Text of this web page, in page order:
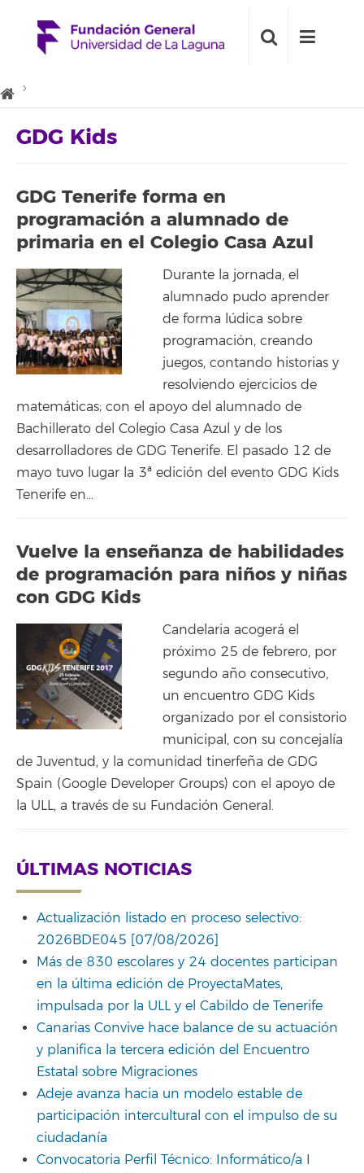
GDG Kids
GDG Tenerife forma en
programación a alumnado de
primaria en el Colegio Casa Azul
Durante la jornada, el
alumnado pudo aprender
de forma lúdica sobre
programación, creando
juegos, contando historias y
resolviendo ejercicios de
matemáticas; con el apoyo del alumnado de
Bachillerato del Colegio Casa Azul y de los
desarrolladores de GDG Tenerife. El pasado 12 de
mayo tuvo lugar la 3ª edición del evento GDG Kids
Tenerife en…
Vuelve la enseñanza de habilidades
de programación para niños y niñas
con GDG Kids
Candelaria acogerá el
próximo 25 de febrero, por
segundo año consecutivo,
un encuentro GDG Kids
organizado por el consistorio
municipal, con su concejalía
de Juventud, y la comunidad tinerfeña de GDG
Spain (Google Developer Groups) con el apoyo de
la ULL, a través de su Fundación General.
ÚLTIMAS NOTICIAS
Actualización listado en proceso selectivo:
2026BDE045 [07/08/2026]
Más de 830 escolares y 24 docentes participan
en la última edición de ProyectaMates,
impulsada por la ULL y el Cabildo de Tenerife
Canarias Convive hace balance de su actuación
y planifica la tercera edición del Encuentro
Estatal sobre Migraciones
Adeje avanza hacia un modelo estable de
participación intercultural con el impulso de su
ciudadanía
Convocatoria Perfil Técnico: Informático/a I